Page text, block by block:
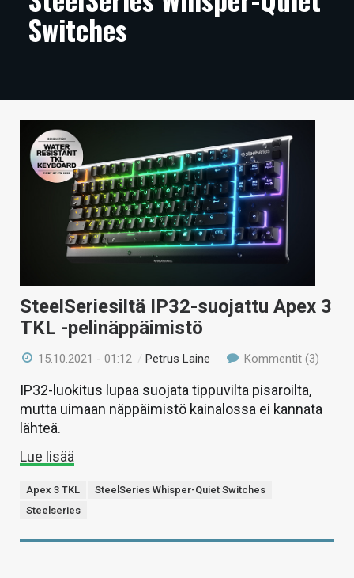
ARTIKKELIT
TIETOA
HINTA.FI
KAUPPA
VAIHDA TEEMA
HAKU
Switches
SteelSeriesiltä IP32-suojattu Apex 3
TKL -pelinäppäimistö
15.10.2021 - 01:12 /Petrus Laine Kommentit (3)
IP32-luokitus lupaa suojata tippuvilta pisaroilta,
mutta uimaan näppäimistö kainalossa ei kannata
lähteä.
Lue lisää
Apex 3 TKL
SteelSeries Whisper-Quiet Switches
Steelseries